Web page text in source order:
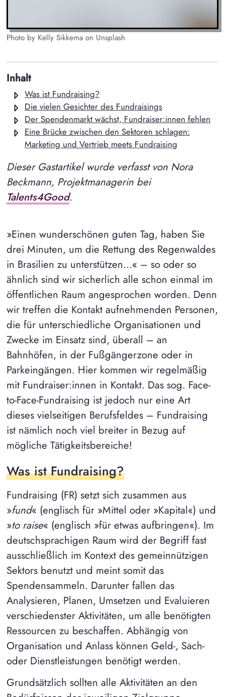
Photo by Kelly Sikkema on Unsplash
Inhalt
Was ist Fundraising?
Die vielen Gesichter des Fundraisings
Der Spendenmarkt wächst, Fundraiser:innen fehlen
Eine Brücke zwischen den Sektoren schlagen:
Marketing und Vertrieb meets Fundraising
Dieser Gastartikel wurde verfasst von Nora
Beckmann, Projektmanagerin bei
Talents4Good.
»Einen wunderschönen guten Tag, haben Sie
drei Minuten, um die Rettung des Regenwaldes
in Brasilien zu unterstützen…« – so oder so
ähnlich sind wir sicherlich alle schon einmal im
öffentlichen Raum angesprochen worden. Denn
wir treffen die Kontakt aufnehmenden Personen,
die für unterschiedliche Organisationen und
Zwecke im Einsatz sind, überall – an
Bahnhöfen, in der Fußgängerzone oder in
Parkeingängen. Hier kommen wir regelmäßig
mit Fundraiser:innen in Kontakt. Das sog. Face-
to-Face-Fundraising ist jedoch nur eine Art
dieses vielseitigen Berufsfeldes – Fundraising
ist nämlich noch viel breiter in Bezug auf
mögliche Tätigkeitsbereiche!
Was ist Fundraising?
Fundraising (FR) setzt sich zusammen aus
»fund« (englisch für »Mittel oder »Kapital«) und
»to raise« (englisch »für etwas aufbringen«). Im
deutschsprachigen Raum wird der Begriff fast
ausschließlich im Kontext des gemeinnützigen
Sektors benutzt und meint somit das
Spendensammeln. Darunter fallen das
Analysieren, Planen, Umsetzen und Evaluieren
verschiedenster Aktivitäten, um alle benötigten
Ressourcen zu beschaffen. Abhängig von
Organisation und Anlass können Geld-, Sach-
oder Dienstleistungen benötigt werden.
Grundsätzlich sollten alle Aktivitäten an den